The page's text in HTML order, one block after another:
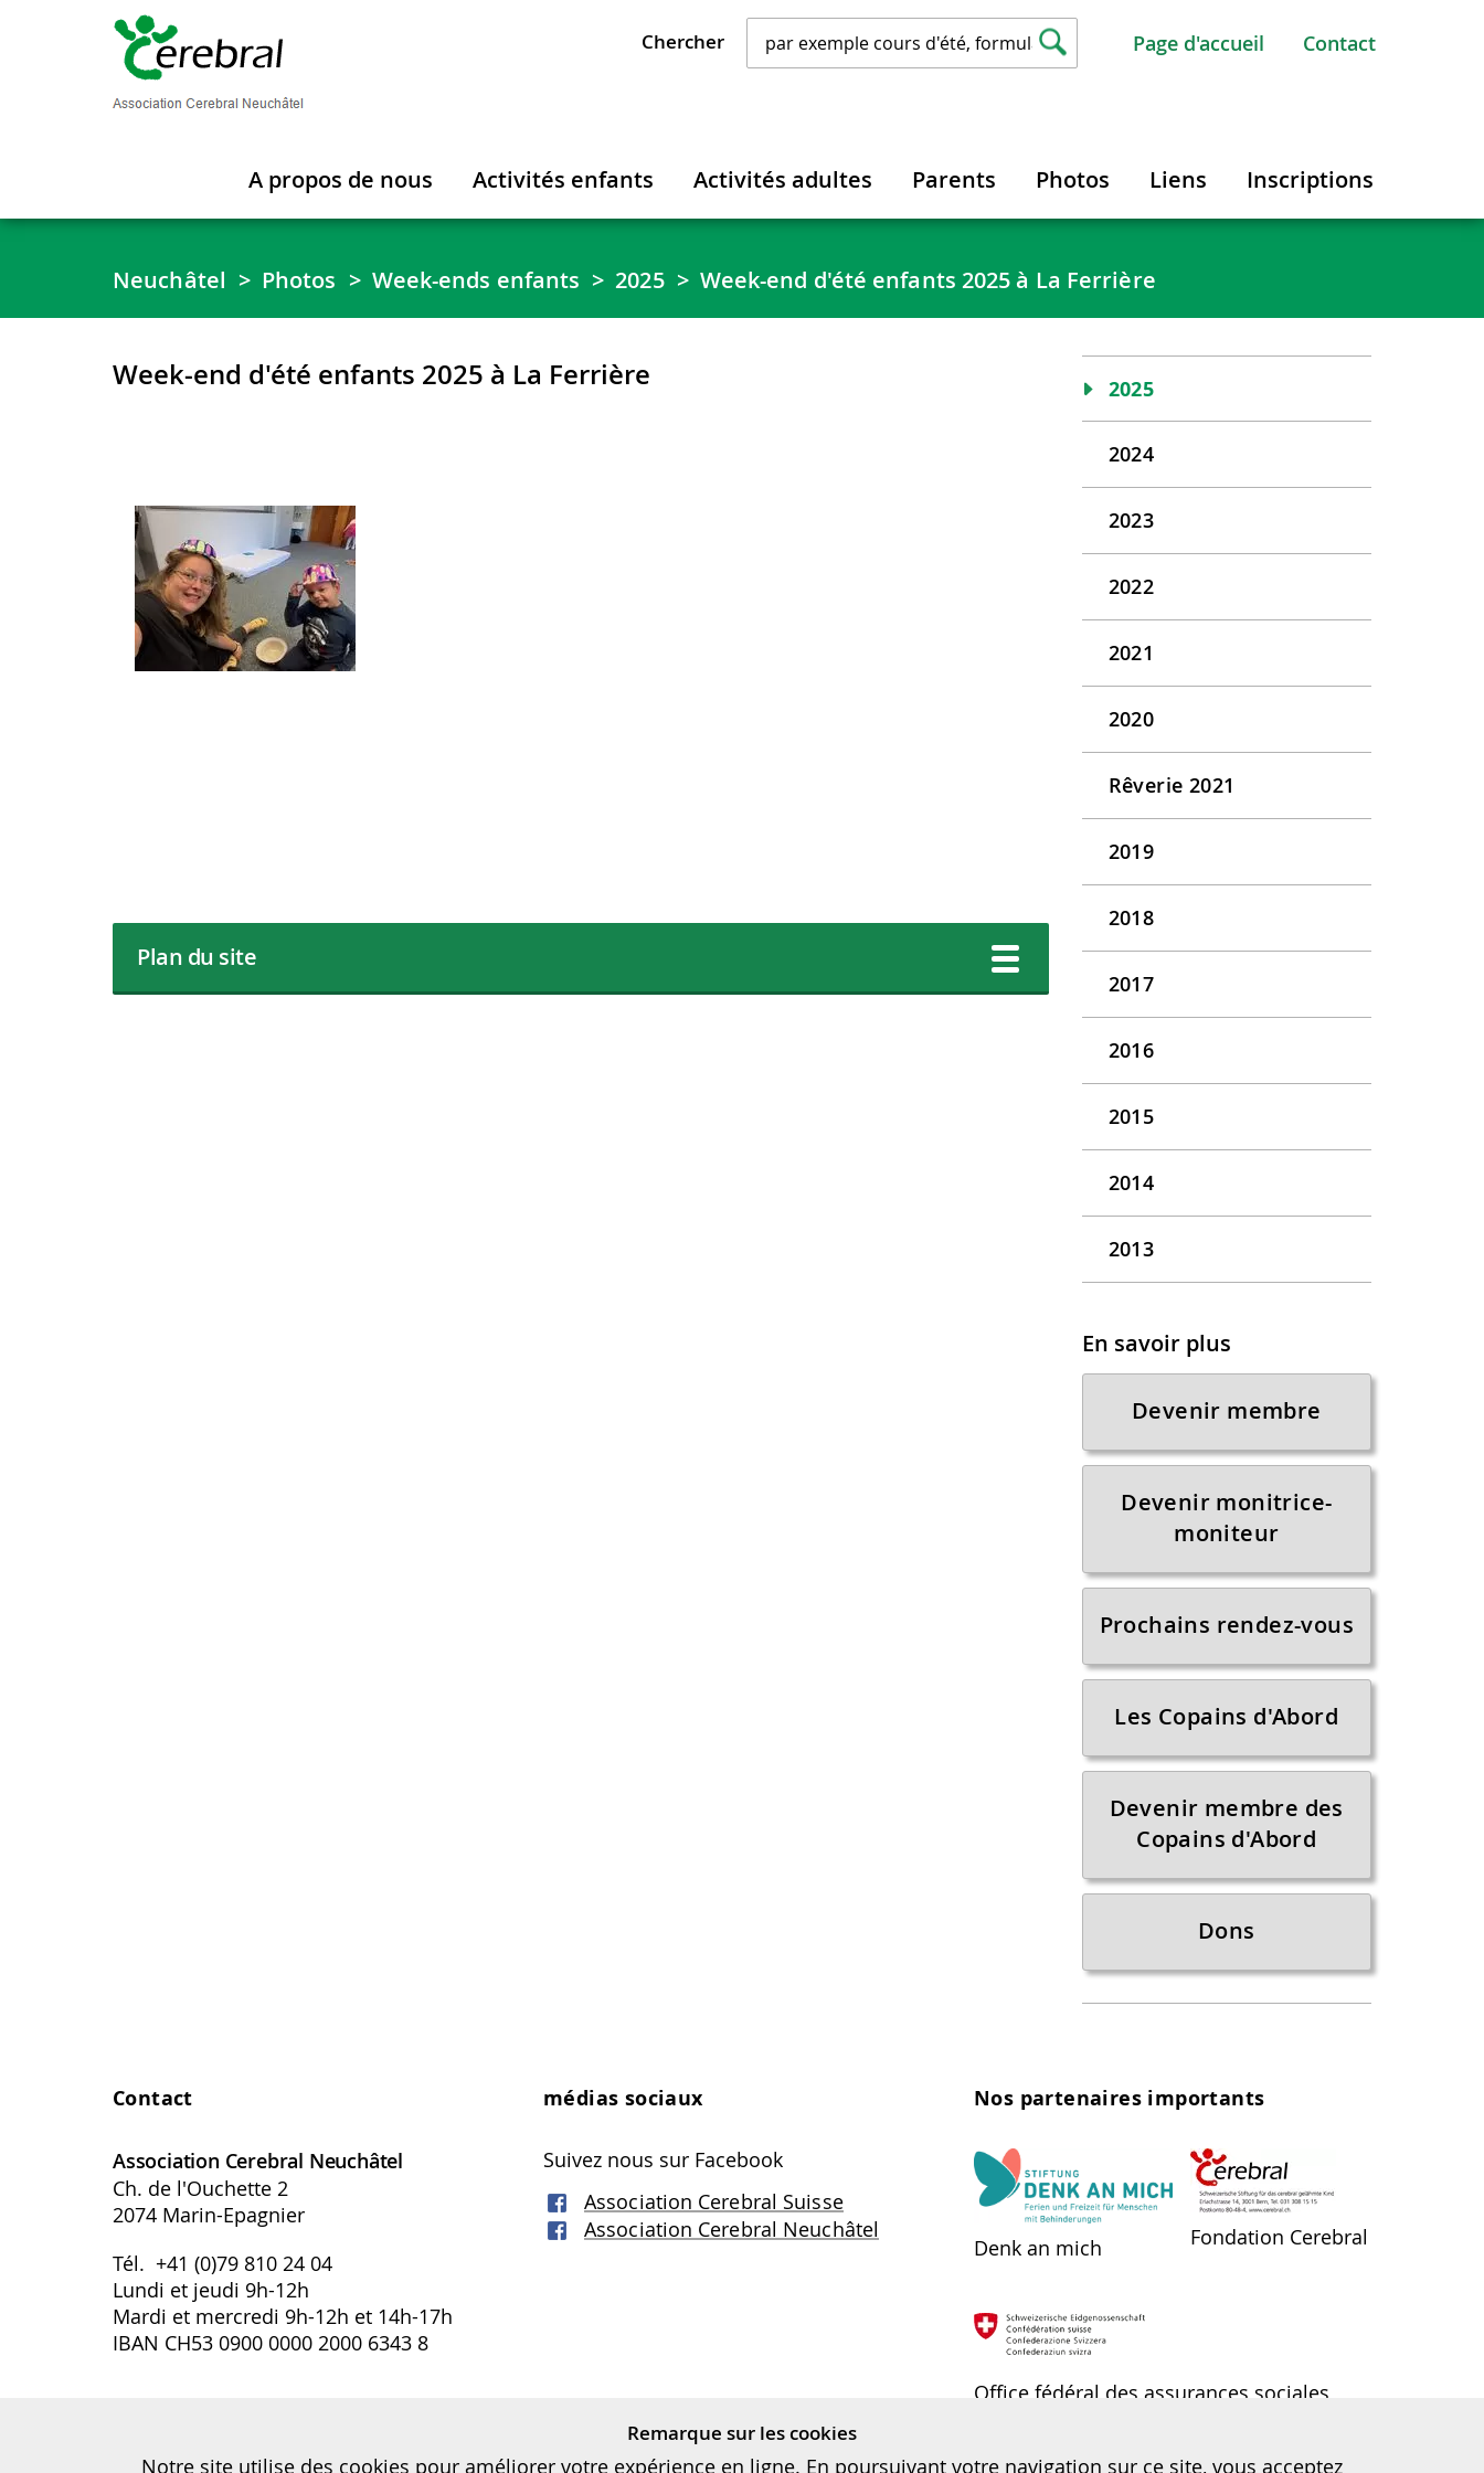
Chercher Page d'accueil Contact
A propos de nous Activités enfants Activités adultes Parents Photos Liens Inscriptions
Neuchâtel Photos Week-ends enfants 2025 Week-end d'été enfants 2025 à La Ferrière
Week-end d'été enfants 2025 à La Ferrière
Plan du site
2025
2024
2023
2022
2021
2020
Rêverie 2021
2019
2018
2017
2016
2015
2014
2013
En savoir plus
Devenir membre
Devenir monitrice-
moniteur
Prochains rendez-vous
Les Copains d'Abord
Devenir membre des
Copains d'Abord
Dons
Contact
Association Cerebral Neuchâtel
Ch. de l'Ouchette 2
2074 Marin-Epagnier
Tél. +41 (0)79 810 24 04
Lundi et jeudi 9h-12h
Mardi et mercredi 9h-12h et 14h-17h
IBAN CH53 0900 0000 2000 6343 8
médias sociaux
Suivez nous sur Facebook
Association Cerebral Suisse
Association Cerebral Neuchâtel
Nos partenaires importants
Denk an mich Fondation Cerebral
Office fédéral des assurances sociales
Remarque sur les cookies
Notre site utilise des cookies pour améliorer votre expérience en ligne. En poursuivant votre navigation sur ce site, vous acceptez